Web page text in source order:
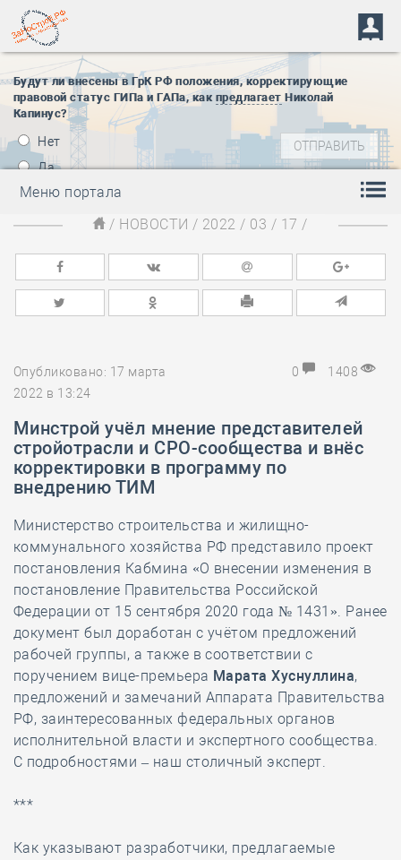
Будут ли внесены в ГрК РФ положения, корректирующие
правовой статус ГИПа и ГАПа, как предлагает Николай
Капинус?
Нет
Да
Меню портала
/ НОВОСТИ / 2022 / 03 / 17 /
Опубликовано: 17 марта
2022 в 13:24
0 1408
Минстрой учёл мнение представителей
стройотрасли и СРО-сообщества и внёс
корректировки в программу по
внедрению ТИМ
Министерство строительства и жилищно-
коммунального хозяйства РФ представило проект
постановления Кабмина «О внесении изменения в
постановление Правительства Российской
Федерации от 15 сентября 2020 года № 1431». Ранее
документ был доработан с учётом предложений
рабочей группы, а также в соответствии с
поручением вице-премьера Марата Хуснуллина,
предложений и замечаний Аппарата Правительства
РФ, заинтересованных федеральных органов
исполнительной власти и экспертного сообщества.
С подробностями – наш столичный эксперт.
***
Как указывают разработчики, предлагаемые